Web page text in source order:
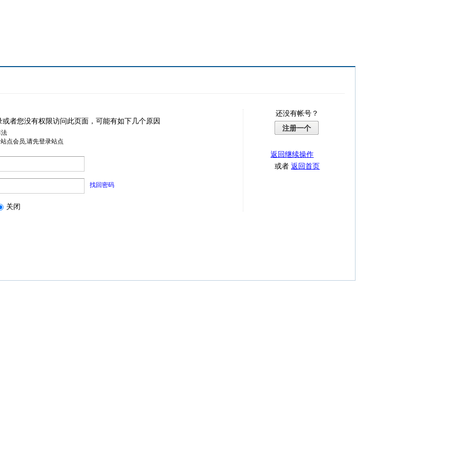
或者您没有权限访问此页面，可能有如下几个原因
点会员,请先登录站点
找回密码
关闭
还没有帐号？
注册一个
返回继续操作
或者返回首页